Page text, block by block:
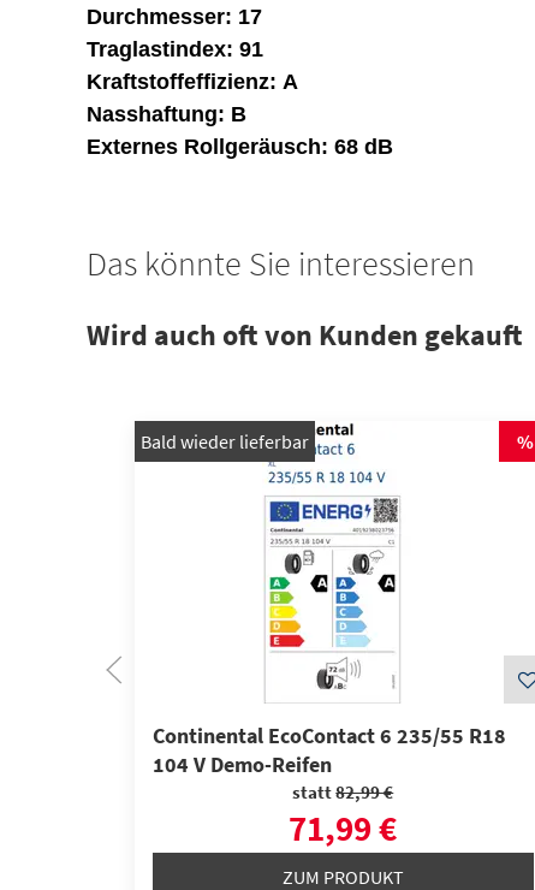
Durchmesser: 17
Traglastindex: 91
Kraftstoffeffizienz: A
Nasshaftung: B
Externes Rollgeräusch: 68 dB
Das könnte Sie interessieren
Wird auch oft von Kunden gekauft
Bald wieder lieferbar %
Continental EcoContact 6 235/55 R18
104 V Demo-Reifen
statt82,99 €
71,99 €
ZUM PRODUKT